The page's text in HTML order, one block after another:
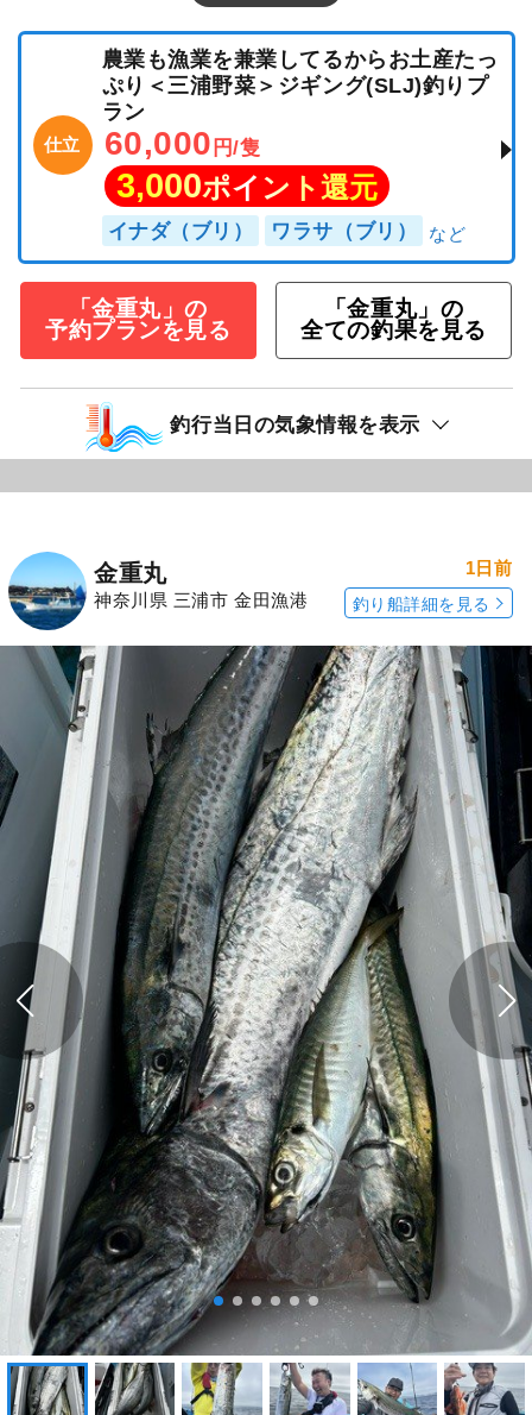
仕立
農業も漁業を兼業してるからお土産たっ
ぷり＜三浦野菜＞ジギング(SLJ)釣りプ
ラン
60,000 円/隻
3,000ポイント還元
イナダ（ブリ） ワラサ（ブリ）
「金重丸」の
予約プランを見る
「金重丸」の
全ての釣果を見る
釣行当日の気象情報を表示
金重丸
神奈川県 三浦市 金田漁港
1日前
釣り船詳細を見る